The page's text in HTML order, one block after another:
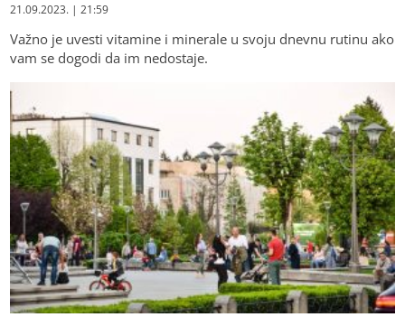
21.09.2023. | 21:59
Važno je uvesti vitamine i minerale u svoju dnevnu rutinu ako
vam se dogodi da im nedostaje.